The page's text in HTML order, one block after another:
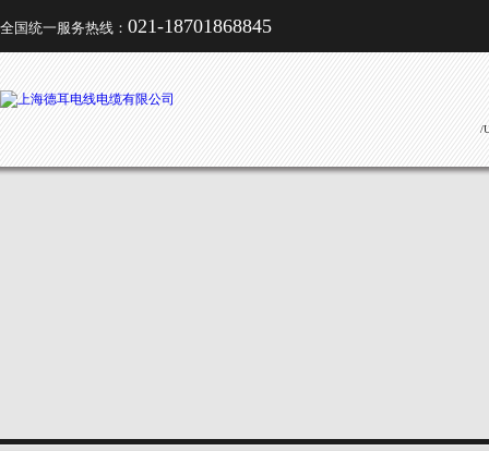
全国统一服务热线： 021-18701868845
/